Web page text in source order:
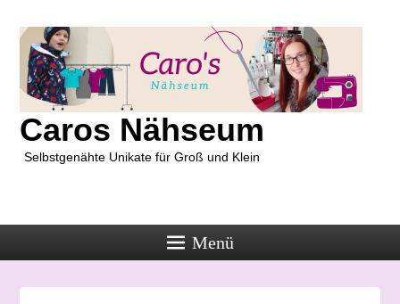
Caros Nähseum
Selbstgenähte Unikate für Groß und Klein
Menü